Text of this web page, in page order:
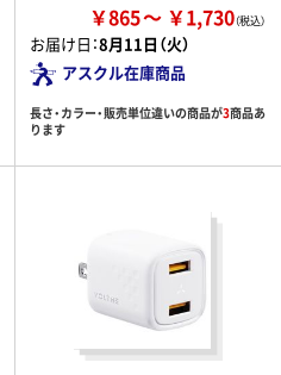
￥865 ￥1,730
お届け日：8月11日（火）
アスクル在庫商品
長さ・カラー・販売単位違いの商品が3商品あ
ります